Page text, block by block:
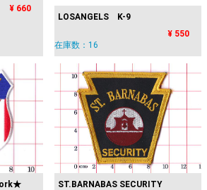
¥ 660
LOSANGELS K-9
¥ 550
在庫数：16
ST.BARNABAS SECURITY